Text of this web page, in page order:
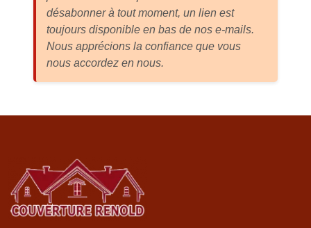
désabonner à tout moment, un lien est
toujours disponible en bas de nos e-mails.
Nous apprécions la confiance que vous
nous accordez en nous.